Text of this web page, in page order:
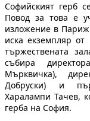
Софийският герб
Повод за това е
изложение в
иска екземпляр
тържествената
събира
Мърквичка),
Добруски) и
Харалампи Тачев,
герба на София.